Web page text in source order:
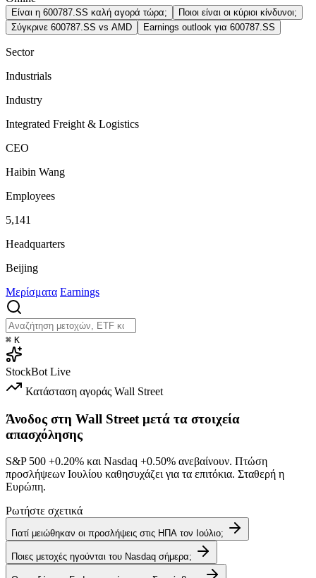
Είναι η 600787.SS καλή αγορά τώρα;
Ποιοι είναι οι κύριοι κίνδυνοι;
Σύγκρινε 600787.SS vs AMD
Earnings outlook για 600787.SS
Sector
Industrials
Industry
Integrated Freight & Logistics
CEO
Haibin Wang
Employees
5,141
Headquarters
Beijing
Μερίσματα Earnings
⌘ K
StockBot Live
Κατάσταση αγοράς Wall Street
Άνοδος στη Wall Street μετά τα στοιχεία
απασχόλησης
S&P 500 +0.20% και Nasdaq +0.50% ανεβαίνουν. Πτώση
προσλήψεων Ιουλίου καθησυχάζει για τα επιτόκια. Σταθερή η
Ευρώπη.
Ρωτήστε σχετικά
Γιατί μειώθηκαν οι προσλήψεις στις ΗΠΑ τον Ιούλιο;
Ποιες μετοχές ηγούνται του Nasdaq σήμερα;